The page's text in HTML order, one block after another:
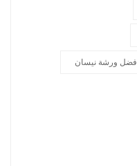
افضل ورشة نيسان